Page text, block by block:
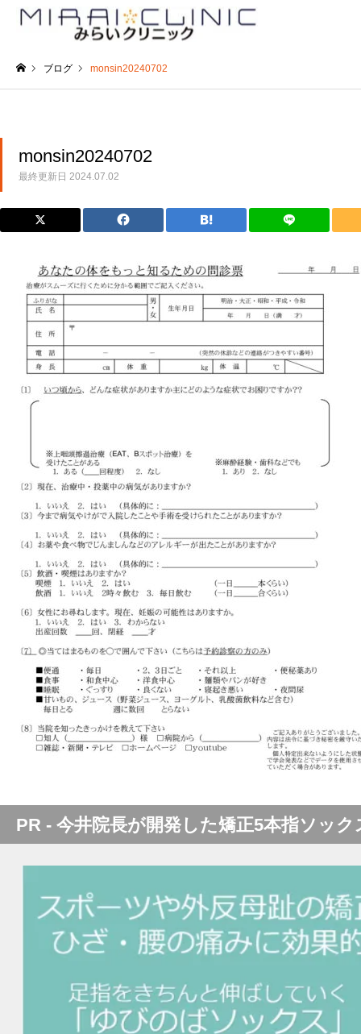
ブログ monsin20240702
monsin20240702
最終更新日 2024.07.02
PR - 今井院長が開発した矯正5本指ソック